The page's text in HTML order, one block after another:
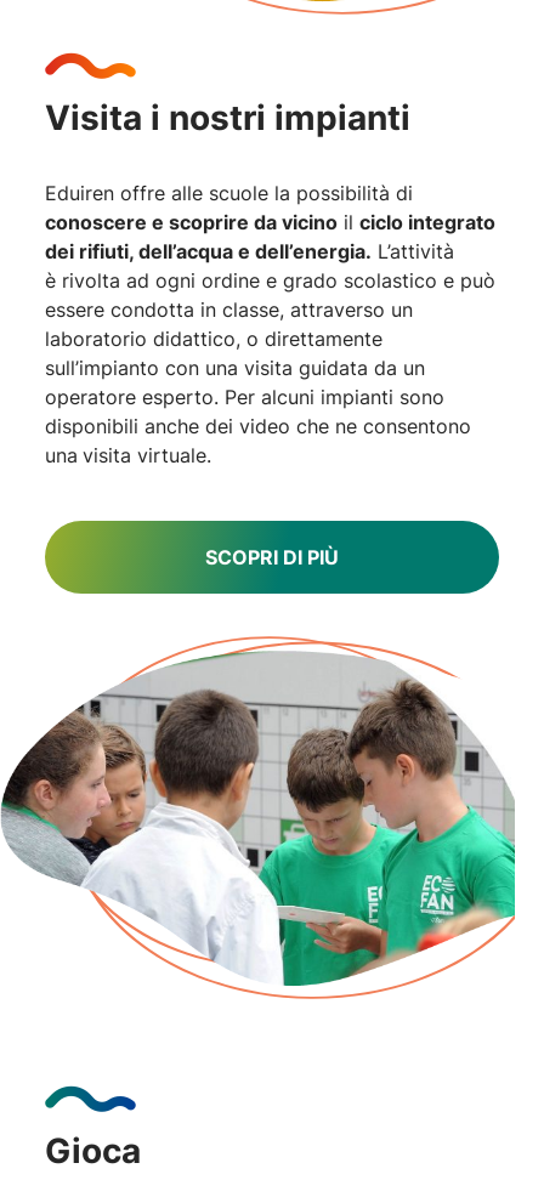
Visita i nostri impianti
Eduiren offre alle scuole la possibilità di
conoscere e scoprire da vicino il ciclo integrato
dei rifiuti, dell’acqua e dell’energia. L’attività
è rivolta ad ogni ordine e grado scolastico e può
essere condotta in classe, attraverso un
laboratorio didattico, o direttamente
sull’impianto con una visita guidata da un
operatore esperto. Per alcuni impianti sono
disponibili anche dei video che ne consentono
una visita virtuale.
SCOPRI DI PIÙ
Gioca